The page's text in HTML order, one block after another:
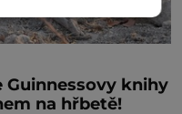
Guinnessovy knihy
na hřbetě!